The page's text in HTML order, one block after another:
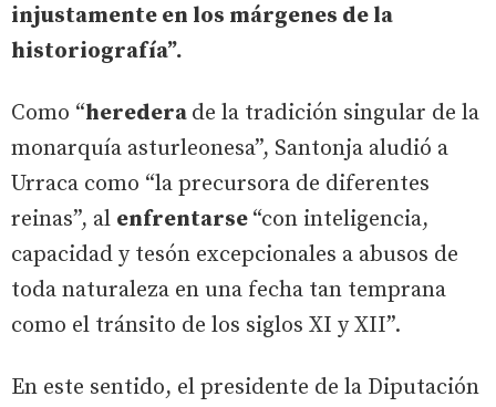
injustamente en los márgenes de la
historiografía”.
Como “heredera de la tradición singular de la
monarquía asturleonesa”, Santonja aludió a
Urraca como “la precursora de diferentes
reinas”, al enfrentarse “con inteligencia,
capacidad y tesón excepcionales a abusos de
toda naturaleza en una fecha tan temprana
como el tránsito de los siglos XI y XII”.
En este sentido, el presidente de la Diputación